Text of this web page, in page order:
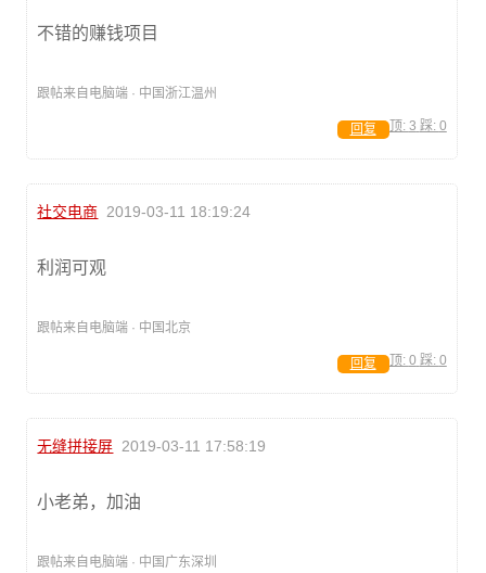
不错的赚钱项目
跟帖来自电脑端 · 中国浙江温州
顶: 3 踩: 0
回复
社交电商 2019-03-11 18:19:24
利润可观
跟帖来自电脑端 · 中国北京
顶: 0 踩: 0
回复
无缝拼接屏 2019-03-11 17:58:19
小老弟，加油
跟帖来自电脑端 · 中国广东深圳